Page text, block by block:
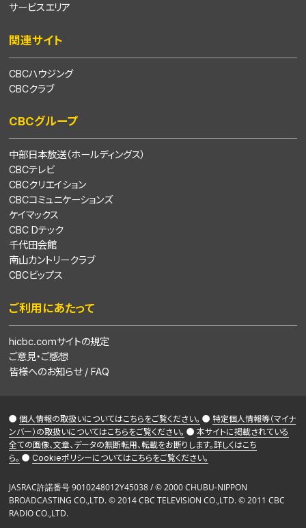
サービスエリア
関連サイト
CBCハウジング
CBCクラブ
CBCグループ
中部日本放送（ホールディングス）
CBCテレビ
CBCクリエイション
CBCコミュニケーションズ
ケイマックス
CBC Dテック
千代田会館
南山カントリークラブ
CBCビップス
ご利用にあたって
hicbc.comサイトの規定
ご意見・ご感想
皆様へのお知らせ / FAQ
●個人情報の取扱いについてはこちらをご覧ください。 ●特定個人情報等（マイナ
ンバー）の取扱いについてはこちらをご覧ください。 ●本サイトに掲載されている
全ての画像、文章、データの無断転用、転載をお断りします。詳しくはこち
ら。 ● Cookieポリシーについてはこちらをご覧ください。
JASRAC許諾番号 9010248012Y45038 / © 2000 CHUBU-NIPPON
BROADCASTING CO.,LTD. © 2014 CBC TELEVISION CO.,LTD. © 2011 CBC
RADIO CO.,LTD.